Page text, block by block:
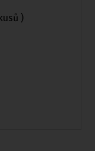
)